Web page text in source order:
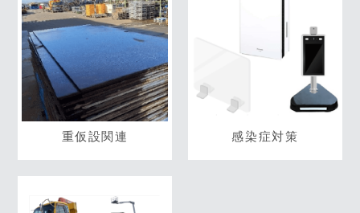
重仮設関連 感染症対策